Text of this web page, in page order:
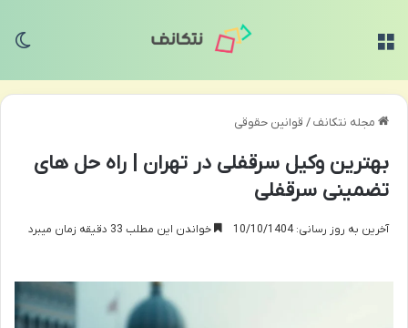
مجله نتکانف/ قوانین حقوقی
بهترین وکیل سرقفلی در تهران | راه حل های
تضمینی سرقفلی
آخرین به روز رسانی: 10/10/1404 خواندن این مطلب 33 دقیقه زمان میبرد